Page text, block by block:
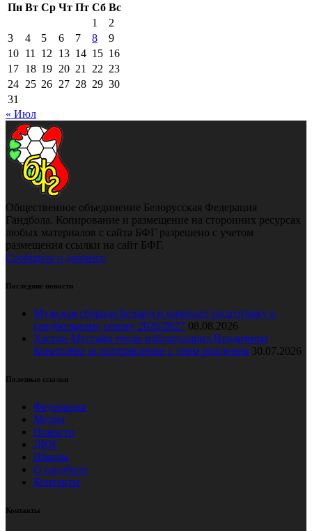
Пн Вт Ср Чт Пт Сб Вс
1
2
3
4 5 6 7 8
9
10 11 12 13 14 15 16
17 18 19 20 21 22 23
24 25 26 27 28 29 30
31
« Июл
Общественное объединение Белорусская Федерация
Гандбола. Копирование и размещение на сторонних ресурсах
любых материалов с сайта БФГ разрешено с учетом
размещения ссылки на сайт БФГ.
Сообщить о допинге
Последние новости
Мужская сборная Беларуси начинает подготовку к
гандбольному сезону 2026/2027 08.08.2026
Хассан Мустафа тепло поблагодарил Владимира
Коноплёва за поздравление с днем рождения 30.07.2026
Полезные ссылки
Федерация
Медиа
Новости
ДЮГ
Школы
О гандболе
Контакты
Контакты